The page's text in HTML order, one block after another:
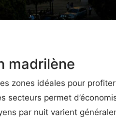
madrilène
zones idéales pour
permet
par nuit varient